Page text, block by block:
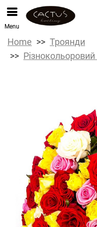
Menu
Home
Троянди